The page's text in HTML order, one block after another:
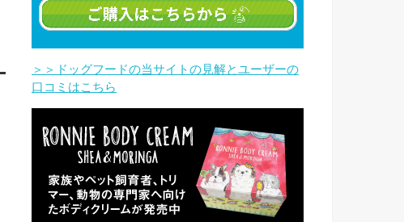
＞＞ドッグフードの当サイトの見解とユーザーの
口コミはこちら